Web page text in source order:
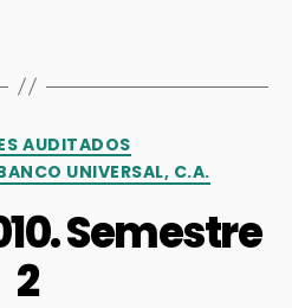
AUDITADOS
UNIVERSAL, C.A.
Semestre
2